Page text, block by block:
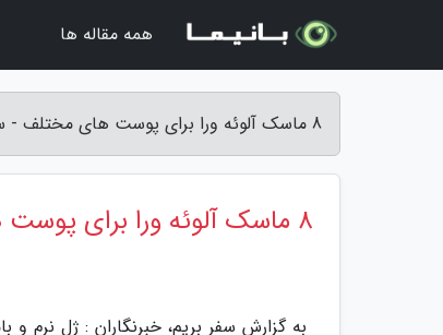
8 ماسک آلوئه ورا برای پوست های مختلف - سفر بریم
8 ماسک آلوئه ورا برای پوست های مختلف
به گزارش سفر بریم، خبرنگاران : ژل نرم و
همه مقاله ها